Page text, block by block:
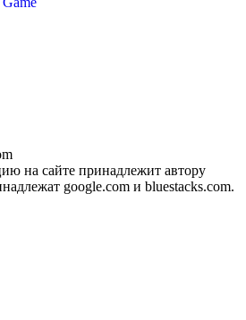
на сайте принадлежит автору
google.com и bluestacks.com.